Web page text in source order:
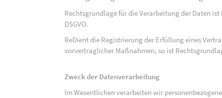
Rechtsgrundlage für die Verarbeitung der Daten
DSGVO.
ReDient die Registrierung der Erfüllung eines
vorvertraglicher Maßnahmen, so ist
Zweck der Datenverarbeitung
Im Wesentlichen verarbeiten wir